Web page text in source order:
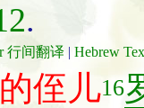
.
行间翻译 | Hebrew
的侄儿16